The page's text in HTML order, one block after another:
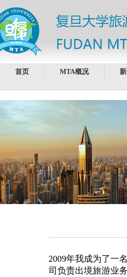
首页 MTA概况
2009年我成为了一
司负责出境旅游业务